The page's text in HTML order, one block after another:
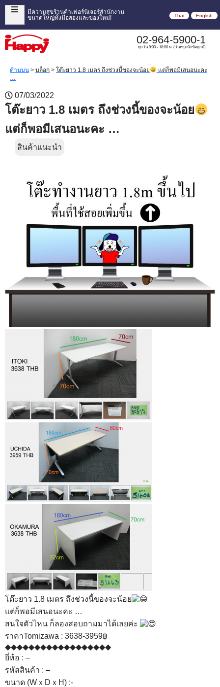
มีความสุขร้านค้าเฟอร์นิเจอร์สำนักงาน
ขนาดใหญ่ทั้งมือสองและของใหม่!
Thai English
02-964-5900-1
ทุกวัน 9:00 - 18:00 น. (วันหยุดนักขัตฤกษ์)
ด้านบน > บล็อก > โต๊ะยาว 1.8 เมตร ถึงช่วงนี้ของจะน้อย
แต่ก็พอมีเสนอนะคะ
…
07/03/2022
โต๊ะยาว 1.8 เมตร ถึงช่วงนี้ของจะน้อย
แต่ก็พอมีเสนอนะคะ …
สินค้าแนะนำ
โต๊ะยาว 1.8 เมตร ถึงช่วงนี้ของจะน้อย
แต่ก็พอมีเสนอนะคะ …
สนใจตัวไหน ก็ลองสอบถามมาได้เลยค่ะ
ราคาTomizawa : 3638-3959฿
◆◆◆◆◆◆◆◆◆◆◆◆◆◆◆◆◆◆
ยี่ห้อ : –
รหัสสินค้า : –
ขนาด (WｘDｘH) :-